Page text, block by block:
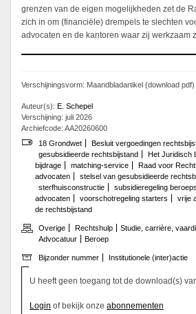
grenzen van de eigen mogelijkheden zet de
zich in om (financiële) drempels te slechten
advocaten en de kantoren waar zij werkzaam
Verschijningsvorm: Maandbladartikel (download pdf)
Auteur(s): E. Schepel
Verschijning: juli 2026
Archiefcode: AA20260600
18 Grondwet
Besluit vergoedingen
gesubsidieerde rechtsbijstand
Het Juridisch
bijdrage
matching-service Raad voor
advocaten
stelsel van gesubsidieerde
sterfhuisconstructie
subsidieregeling
advocaten
voorschotregeling starters vrije
de rechtsbijstand
Overige Rechtshulp
Studie, carrière,
Advocatuur
Beroep
Bijzonder nummer Institutionele (inter)actie
U heeft geen toegang tot de download(s)
Login of bekijk onze abonnementen